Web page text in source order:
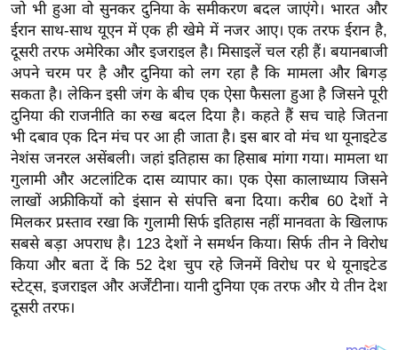
ष
ज्ञ
रा
य
ब
ज
ट
खे
ल
क्रि
के
ट
I
जो भी हुआ वो सुनकर दुनिया के समीकरण बदल जाएंगे। भारत और
ईरान साथ-साथ यूएन में एक ही खेमे में नजर आए। एक तरफ ईरान है,
दूसरी तरफ अमेरिका और इजराइल है। मिसाइलें चल रही हैं। बयानबाजी
अपने चरम पर है और दुनिया को लग रहा है कि मामला और बिगड़
सकता है। लेकिन इसी जंग के बीच एक ऐसा फैसला हुआ है जिसने पूरी
दुनिया की राजनीति का रुख बदल दिया है। कहते हैं सच चाहे जितना
भी दबाव एक दिन मंच पर आ ही जाता है। इस बार वो मंच था यूनाइटेड
नेशंस जनरल असेंबली। जहां इतिहास का हिसाब मांगा गया। मामला था
गुलामी और अटलांटिक दास व्यापार का। एक ऐसा कालाध्याय जिसने
लाखों अफ्रीकियों को इंसान से संपत्ति बना दिया। करीब 60 देशों ने
मिलकर प्रस्ताव रखा कि गुलामी सिर्फ इतिहास नहीं मानवता के खिलाफ
सबसे बड़ा अपराध है। 123 देशों ने समर्थन किया। सिर्फ तीन ने विरोध
किया और बता दें कि 52 देश चुप रहे जिनमें विरोध पर थे यूनाइटेड
स्टेट्स, इजराइल और अर्जेंटीना। यानी दुनिया एक तरफ और ये तीन देश
दूसरी तरफ।